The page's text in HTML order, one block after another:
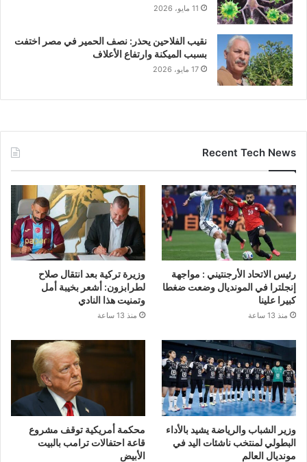
11 مايو، 2026
نقيب الفلاحين يحذر: نصف الحمير في مصر اختفت
بسبب الميكنة وارتفاع الأعلاف
17 مايو، 2026
Recent Tech News
رئيس الاتحاد الأرجنتيني : مواجهة
إنجلترا في المونديال وضعت ضغطا
كبيرا علينا
منذ 13 ساعة
وزيرة تركية بعد انتقال صلاح
لطرابزون: أشعر بخيبة أمل
وتمنيت هذا النادي
منذ 13 ساعة
وزير الشباب والرياضة يشيد بالأداء
البطولي لمنتخب ناشئات اليد في
مونديال العالم
محكمة أمريكية توقف مشروع
قاعة احتفالات ترامب بالبيت
الأبيض